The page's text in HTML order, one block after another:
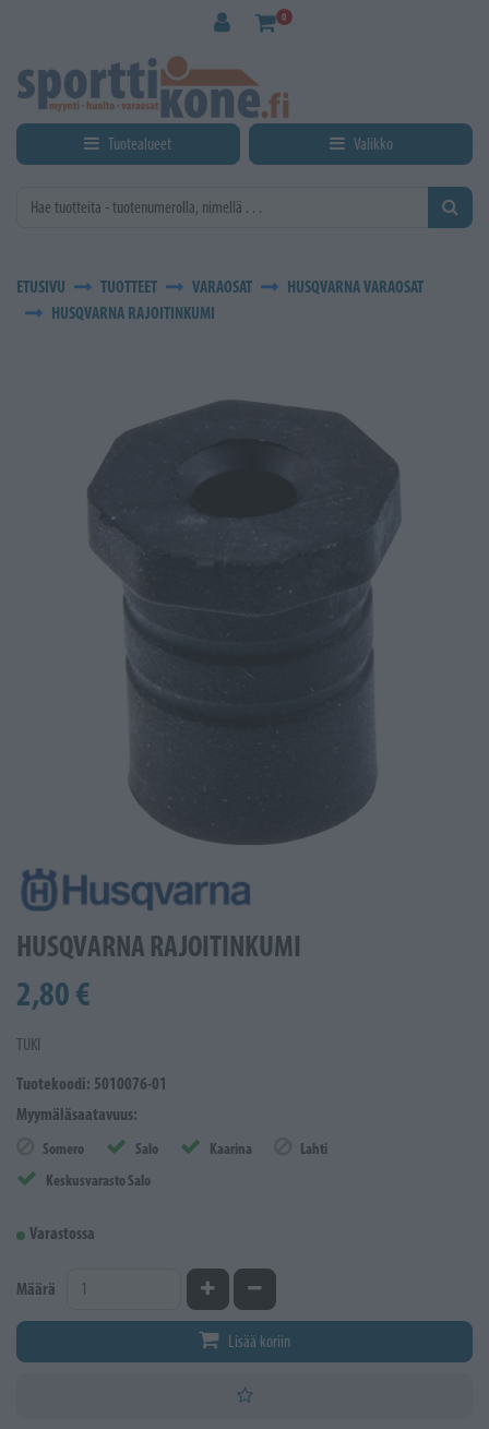
0
Tuotealueet Valikko
ETUSIVU TUOTTEET VARAOSAT
HUSQVARNA VARAOSAT
HUSQVARNA RAJOITINKUMI
HUSQVARNA RAJOITINKUMI
2,80 €
TUKI
Tuotekoodi: 5010076-01
Myymäläsaatavuus:
Somero Salo Kaarina
Lahti
Keskusvarasto Salo
Varastossa
Määrä Kasvata määrääVähennä määrää
Lisää koriin